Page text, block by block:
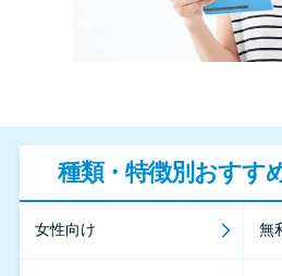
種類・特徴別おすす
女性向け 無